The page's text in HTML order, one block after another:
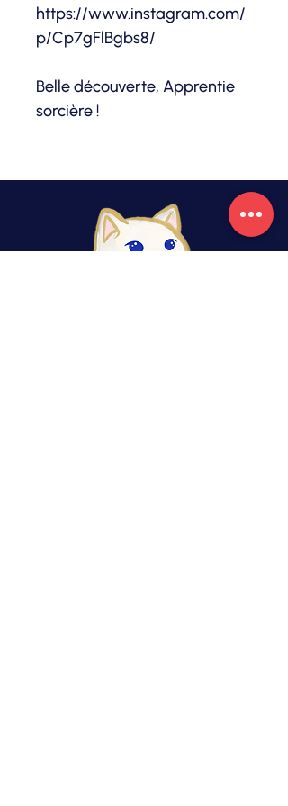
https://www.instagram.com/
p/Cp7gFlBgbs8/
Belle découverte, Apprentie
sorcière !